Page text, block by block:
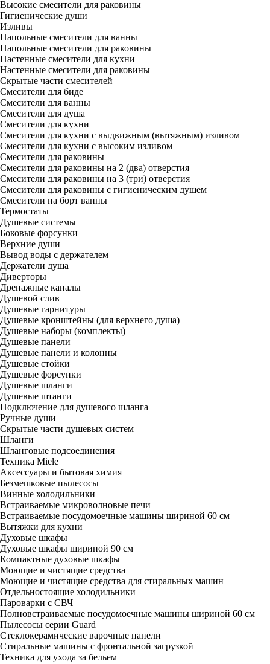
Высокие смесители для раковины
Гигиенические души
Изливы
Напольные смесители для ванны
Напольные смесители для раковины
Настенные смесители для кухни
Настенные смесители для раковины
Скрытые части смесителей
Смесители для биде
Смесители для ванны
Смесители для душа
Смесители для кухни
Смесители для кухни с выдвижным (вытяжным) изливом
Смесители для кухни с высоким изливом
Смесители для раковины
Смесители для раковины на 2 (два) отверстия
Смесители для раковины на 3 (три) отверстия
Смесители для раковины с гигиеническим душем
Смесители на борт ванны
Термостаты
Душевые системы
Боковые форсунки
Верхние души
Вывод воды с держателем
Держатели душа
Диверторы
Дренажные каналы
Душевой слив
Душевые гарнитуры
Душевые кронштейны (для верхнего душа)
Душевые наборы (комплекты)
Душевые панели
Душевые панели и колонны
Душевые стойки
Душевые форсунки
Душевые шланги
Душевые штанги
Подключение для душевого шланга
Ручные души
Скрытые части душевых систем
Шланги
Шланговые подсоединения
Техника Miele
Аксессуары и бытовая химия
Безмешковые пылесосы
Винные холодильники
Встраиваемые микроволновые печи
Встраиваемые посудомоечные машины шириной 60 см
Вытяжки для кухни
Духовые шкафы
Духовые шкафы шириной 90 см
Компактные духовые шкафы
Моющие и чистящие средства
Моющие и чистящие средства для стиральных машин
Отдельностоящие холодильники
Пароварки с СВЧ
Полновстраиваемые посудомоечные машины шириной 60 см
Пылесосы серии Guard
Стеклокерамические варочные панели
Стиральные машины с фронтальной загрузкой
Техника для ухода за бельем